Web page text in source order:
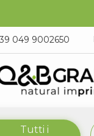
049 9002650
Tutti i